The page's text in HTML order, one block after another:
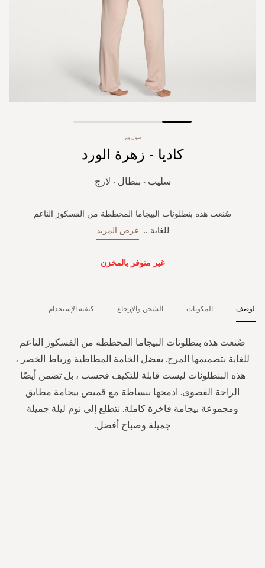
سول وير
كاديا - زهرة الورد
سليب - بنطال - لارج
صُنعت هذه بنطلونات البيجاما المخططة من الفسكوز الناعم
للغاية ... عرض المزيد
غير متوفر بالمخزن
الوصف
صُنعت هذه بنطلونات البيجاما المخططة من الفسكوز الناعم
للغاية بتصميمها المرح. بفضل الخامة المطاطية ورباط الخصر ،
هذه البنطلونات ليست قابلة للتكيف فحسب ، بل تضمن أيضًا
الراحة القصوى. ادمجها ببساطة مع قميص بيجامة مطابق
ومجموعة بيجامة فاخرة كاملة. نتطلع إلى نوم ليلة جميلة
جميلة وصباح أفضل.
المكونات الشحن والإرجاع كيفية الإستخدام